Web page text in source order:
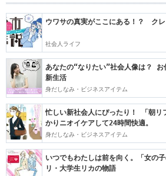
ウワサの真実がここにある！？ ク
社会人ライフ
あなたの“なりたい”社会人像は？ お
新生活
身だしなみ・ビジネスアイテム
忙しい新社会人にぴったり！ 「朝リ
かりニオイケアして24時間快適。
身だしなみ・ビジネスアイテム
いつでもわたしは前を向く。「女の
リ・大学生リカの物語